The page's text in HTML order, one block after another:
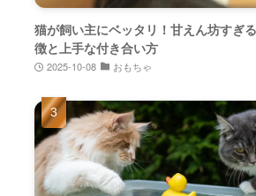
猫が飼い主にベッタリ！甘えん坊すぎ
徴と上手な付き合い方
2025-10-08 おもちゃ